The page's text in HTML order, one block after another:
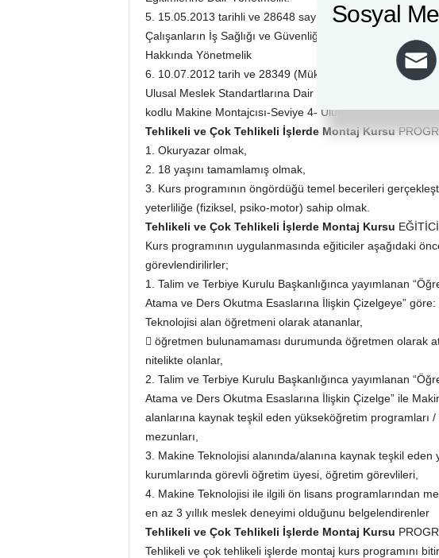
5. 15.05.2013 tarihli ve 28648 sayılı Resmî Gazete’ de
Çalışanların İş Sağlığı ve Güvenliği Eğitimlerinin Usul ve
Hakkında Yönetmelik
6. 10.07.2012 tarih ve 28349 (Mükerrer) sayılı Resmî
Ulusal Meslek Standartlarına Dair Tebliğ ekindeki
kodlu Makine Montajcısı-Seviye 4- Ulusal Meslek
Tehlikeli ve Çok Tehlikeli İşlerde Montaj Kursu
1. Okuryazar olmak,
2. 18 yaşını tamamlamış olmak,
3. Kurs programının öngördüğü temel becerileri
yeterliliğe (fiziksel, psiko-motor) sahip olmak.
Tehlikeli ve Çok Tehlikeli İşlerde Montaj Kursu
Kurs programının uygulanmasında eğiticiler aşağıdaki
görevlendirilirler;
1. Talim ve Terbiye Kurulu Başkanlığınca yayımlanan
Atama ve Ders Okutma Esaslarına İlişkin Çizelgeye” göre:
Teknolojisi alan öğretmeni olarak atananlar,
 öğretmen bulunamaması durumunda öğretmen olarak
nitelikte olanlar,
2. Talim ve Terbiye Kurulu Başkanlığınca yayımlanan
Atama ve Ders Okutma Esaslarına İlişkin Çizelge” ile
alanlarına kaynak teşkil eden yükseköğretim programları /
mezunları,
3. Makine Teknolojisi alanında/alanına kaynak teşkil eden
kurumlarında görevli öğretim üyesi, öğretim görevlileri,
4. Makine Teknolojisi ile ilgili ön lisans programlarından
en az 3 yıllık meslek deneyimi olduğunu belgelendirenler
Tehlikeli ve Çok Tehlikeli İşlerde Montaj Kursu
Tehlikeli ve çok tehlikeli işlerde montaj kurs programını
Sosyal